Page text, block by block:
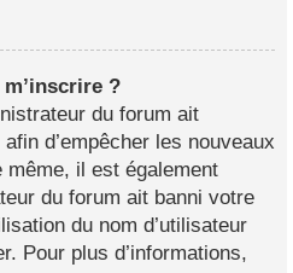
?
du forum ait
d’empêcher les nouveaux
même, il est également
du forum ait banni votre
du nom d’utilisateur
Pour plus d’informations,